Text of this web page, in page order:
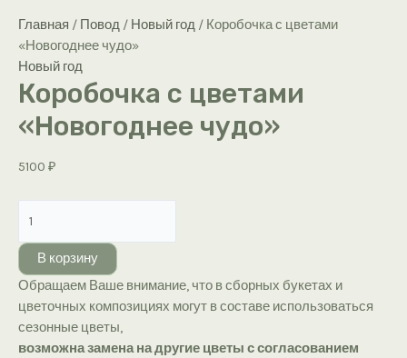
Главная / Повод / Новый год / Коробочка с цветами
«Новогоднее чудо»
Новый год
Коробочка с цветами
«Новогоднее чудо»
5100 ₽
товара
Коробочка
с
цветами
«Новогоднее
чудо»
В корзину
Обращаем Ваше внимание, что в сборных букетах и
цветочных композициях могут в составе использоваться
сезонные цветы,
возможна замена на другие цветы с согласованием